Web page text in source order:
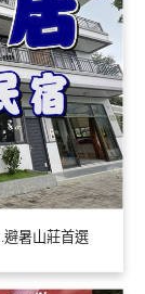
暑山莊首選